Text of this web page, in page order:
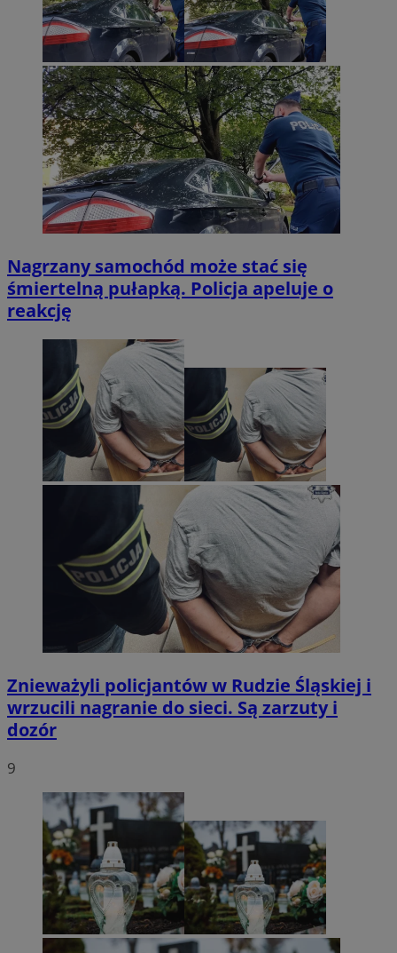
Nagrzany samochód może stać się
śmiertelną pułapką. Policja apeluje o
reakcję
Znieważyli policjantów w Rudzie Śląskiej i
wrzucili nagranie do sieci. Są zarzuty i
dozór
9